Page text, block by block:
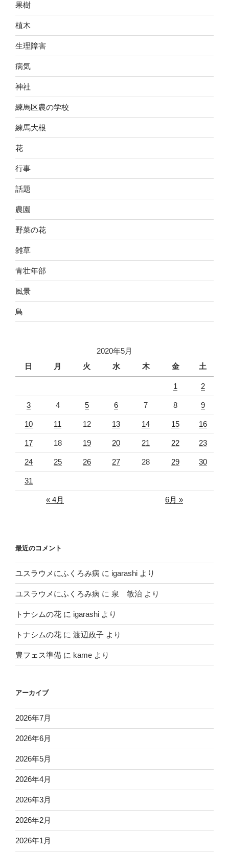
果樹
植木
生理障害
病気
神社
練馬区農の学校
練馬大根
花
行事
話題
農園
野菜の花
雑草
青壮年部
風景
鳥
2020年5月
日
月 火 水 木 金 土
1 2
3 4 5 6 7 8 9
10 11 12 13 14 15 16
17 18 19 20 21 22 23
24 25 26 27 28 29 30
31
« 4月 6月 »
最近のコメント
ユスラウメにふくろみ病 に igarashi より
ユスラウメにふくろみ病 に 泉 敏治 より
トナシムの花 に igarashi より
トナシムの花 に 渡辺政子 より
豊フェス準備 に kame より
アーカイブ
2026年7月
2026年6月
2026年5月
2026年4月
2026年3月
2026年2月
2026年1月